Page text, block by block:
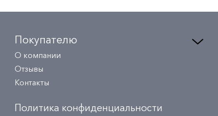
Покупателю
О компании
Отзывы
Контакты
Политика конфиденциальности